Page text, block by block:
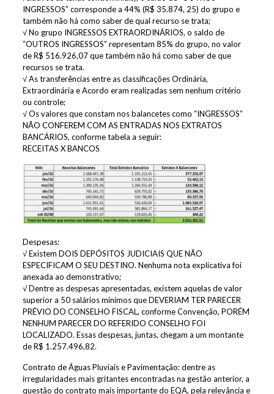
INGRESSOS” corresponde a 44% (R$ 35.874, 25) do grupo e
também não há como saber de qual recurso se trata;
√ No grupo INGRESSOS EXTRAORDINÁRIOS, o saldo de
“OUTROS INGRESSOS” representam 85% do grupo, no valor
de R$ 516.926,07 que também não há como saber de que
recursos se trata.
√ As transferências entre as classificações Ordinária,
Extraordinária e Acordo eram realizadas sem nenhum critério
ou controle;
√ Os valores que constam nos balancetes como “INGRESSOS”
NÃO CONFEREM COM AS ENTRADAS NOS EXTRATOS
BANCÁRIOS, conforme tabela a seguir:
RECEITAS X BANCOS
Despesas:
√ Existem DOIS DEPÓSITOS JUDICIAIS QUE NÃO
ESPECIFICAM O SEU DESTINO. Nenhuma nota explicativa foi
anexada ao demonstrativo;
√ Dentre as despesas apresentadas, existem aquelas de valor
superior a 50 salários mínimos que DEVERIAM TER PARECER
PRÉVIO DO CONSELHO FISCAL, conforme Convenção, PORÉM
NENHUM PARECER DO REFERIDO CONSELHO FOI
LOCALIZADO. Essas despesas, juntas, chegam a um montante
de R$ 1.257.496,82.
Contrato de Águas Pluviais e Pavimentação: dentre as
irregularidades mais gritantes encontradas na gestão anterior, a
questão do contrato mais importante do EQA, pela relevância e